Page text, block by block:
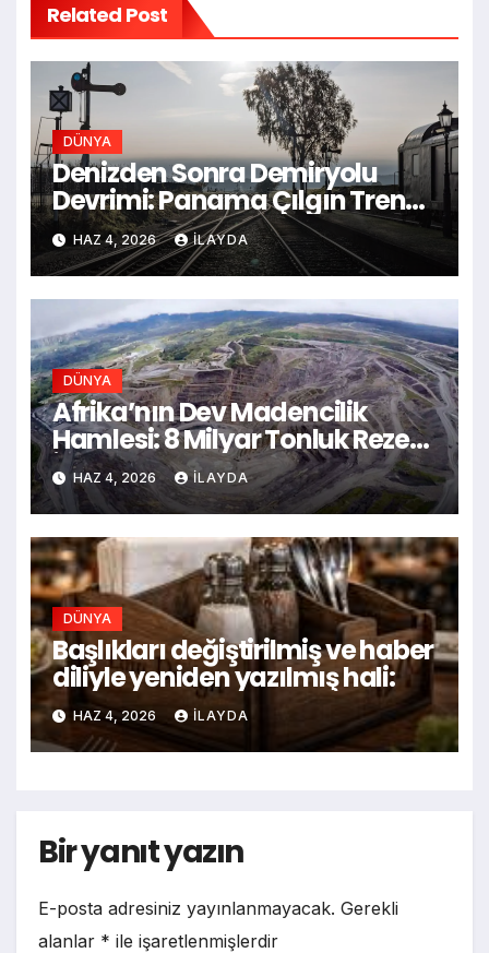
Related Post
DÜNYA
Denizden Sonra Demiryolu
Devrimi: Panama Çılgın Tren
Köprüsüyle Dünyayı
Sallamaya Hazırlanıyor
(Kardeş Site)
HAZ 4, 2026 ILAYDA
DÜNYA
Afrika’nın Dev Madencilik
Hamlesi: 8 Milyar Tonluk Rezerv
İçin Dev Ulaşım Ağı Kuruluyor
HAZ 4, 2026 ILAYDA
DÜNYA
Başlıkları değiştirilmiş ve haber
diliyle yeniden yazılmış hali:
HAZ 4, 2026 ILAYDA
Bir yanıt yazın
E-posta adresiniz yayınlanmayacak. Gerekli
alanlar * ile işaretlenmişlerdir